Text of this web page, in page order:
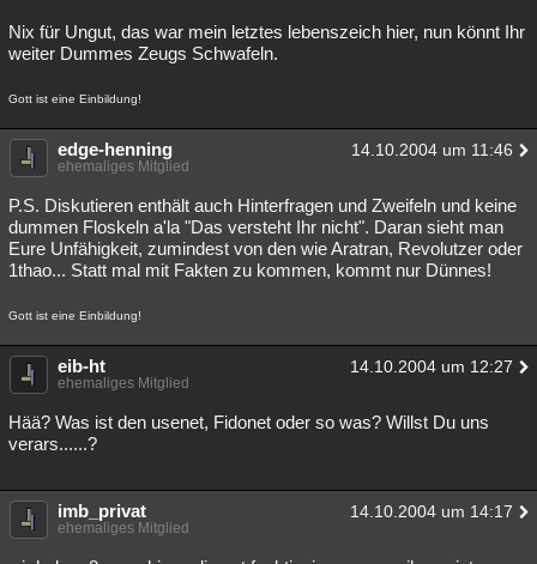
Nix für Ungut, das war mein letztes lebenszeich hier, nun könnt Ihr
weiter Dummes Zeugs Schwafeln.
Gott ist eine Einbildung!
edge-henning 14.10.2004 um 11:46
ehemaliges Mitglied
P.S. Diskutieren enthält auch Hinterfragen und Zweifeln und keine
dummen Floskeln a'la "Das versteht Ihr nicht". Daran sieht man
Eure Unfähigkeit, zumindest von den wie Aratran, Revolutzer oder
1thao... Statt mal mit Fakten zu kommen, kommt nur Dünnes!
Gott ist eine Einbildung!
eib-ht 14.10.2004 um 12:27
ehemaliges Mitglied
Hää? Was ist den usenet, Fidonet oder so was? Willst Du uns
verars......?
imb_privat 14.10.2004 um 14:17
ehemaliges Mitglied